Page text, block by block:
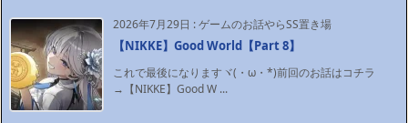
2026年7月29日 :ゲームのお話やらSS置き場
【NIKKE】Good World【Part 8】
これで最後になりますヾ(・ω・*)前回のお話はコチラ
→【NIKKE】Good W ...